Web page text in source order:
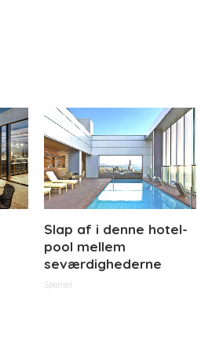
Slap af i denne hotel-
pool mellem
seværdighederne
Sponset